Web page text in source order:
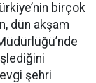
birçok
dün akşam
şehri